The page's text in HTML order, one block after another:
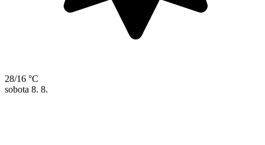
28/16 °C
sobota 8. 8.